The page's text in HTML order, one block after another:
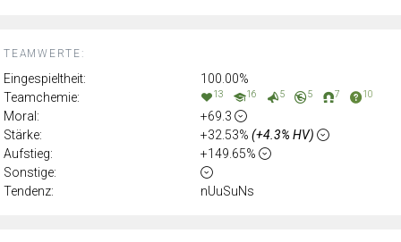
TEAMWERTE:
Eingespieltheit:
100.00%
Teamchemie:
13 16 5 5 7 10
Moral:
+69.3
Stärke:
+32.53% (+4.3% HV)
Aufstieg:
+149.65%
Sonstige:
Tendenz:
nUuSuNs